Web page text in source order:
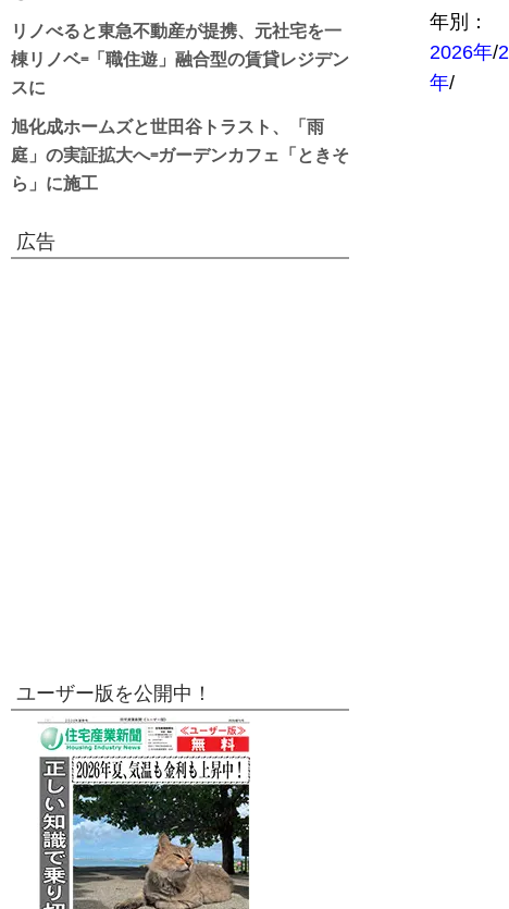
年別：
2026年/
年/
リノべると東急不動産が提携、元社宅を一
棟リノベ=「職住遊」融合型の賃貸レジデン
スに
旭化成ホームズと世田谷トラスト、「雨
庭」の実証拡大へ=ガーデンカフェ「ときそ
ら」に施工
広告
ユーザー版を公開中！